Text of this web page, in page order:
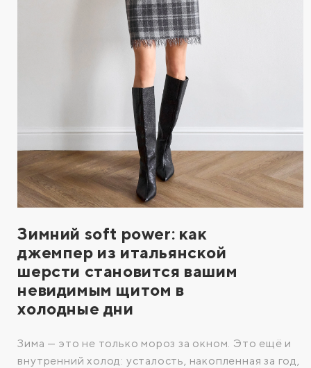
Зимний soft power: как
джемпер из итальянской
шерсти становится вашим
невидимым щитом в
холодные дни
Зима — это не только мороз за окном. Это ещё и
внутренний холод: усталость, накопленная за год,